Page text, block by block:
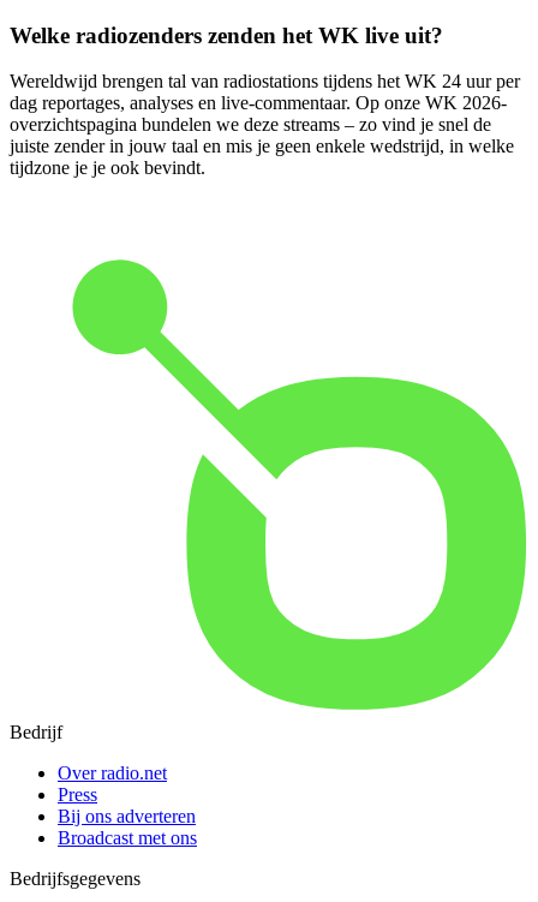
Welke radiozenders zenden het WK live uit?
Wereldwijd brengen tal van radiostations tijdens het WK 24 uur per
dag reportages, analyses en live-commentaar. Op onze WK 2026-
overzichtspagina bundelen we deze streams – zo vind je snel de
juiste zender in jouw taal en mis je geen enkele wedstrijd, in welke
tijdzone je je ook bevindt.
Bedrijf
Over radio.net
Press
Bij ons adverteren
Broadcast met ons
Bedrijfsgegevens